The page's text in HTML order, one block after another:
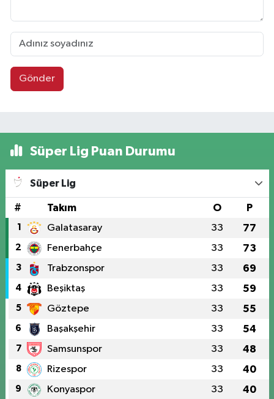
Gönder
Süper Lig Puan Durumu
Süper Lig
# Takım O P
1 Galatasaray 33 77
2 Fenerbahçe 33 73
3 Trabzonspor 33 69
4 Beşiktaş 33 59
5 Göztepe 33 55
6 Başakşehir 33 54
7 Samsunspor 33 48
8 Rizespor 33 40
9 Konyaspor 33 40